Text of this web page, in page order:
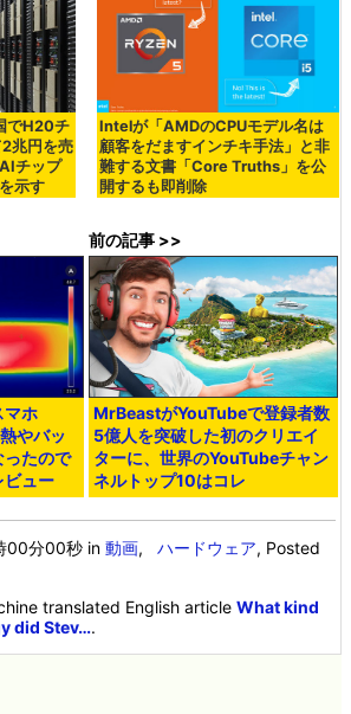
でH20チ
兆円を売
チップ
示す
Intelが「AMDのCPUモデル名は
顧客をだますインチキ手法」と非
難する文書「Core Truths」を公
開するも即削除
マホ
やバッ
ったので
ビュー
前の記事 >>
MrBeastがYouTubeで登録者数
5億人を突破した初のクリエイ
ターに、世界のYouTubeチャン
ネルトップ10はコレ
00分00秒 in動画,ハードウェア, Posted
translated English articleWhat kind
did Stev….